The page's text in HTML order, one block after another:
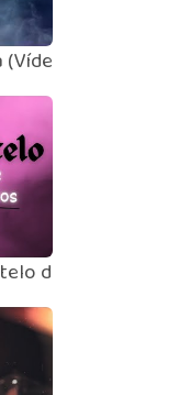
Oficial)
de Sonhos